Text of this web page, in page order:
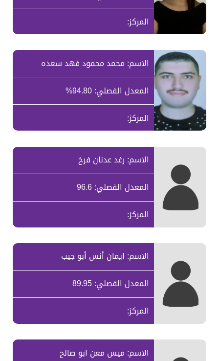
المركز:
الاسم: محمد محمود فهد سعده
المعدل الفصلي: 94.80%
المركز:
الاسم: رغد عدنان فرخ
المعدل الفصلي: 96.6
المركز:
الاسم: ايمان أنس أبو جيب
المعدل الفصلي: 89.95
المركز:
الاسم: ميس معن ابو صالح